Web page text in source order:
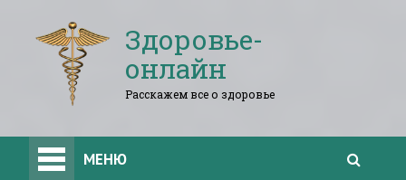
Здоровье-
онлайн
Расскажем все о здоровье
МЕНЮ